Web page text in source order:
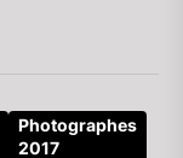
Photographes
2017